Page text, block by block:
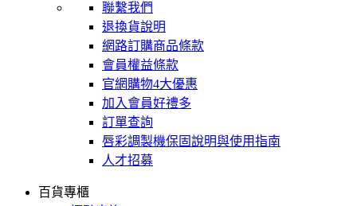
聯繫我們
退換貨說明
網路訂購商品條款
會員權益條款
官網購物4大優惠
加入會員好禮多
訂單查詢
唇彩調製機保固說明與使用指南
人才招募
百貨專櫃